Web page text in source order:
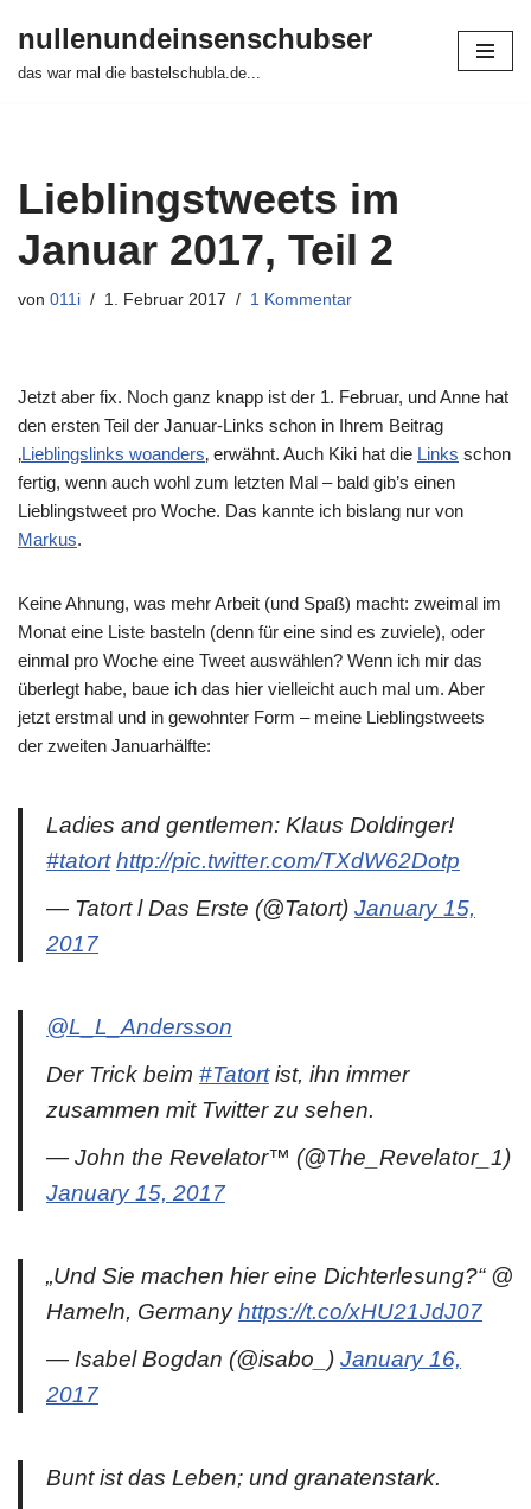
Zum
nullenundeinsenschubser
das war mal die bastelschubla.de...
Lieblingstweets im
Januar 2017, Teil 2
von 011i 1. Februar 2017 1 Kommentar
Jetzt aber fix. Noch ganz knapp ist der 1. Februar, und Anne hat
den ersten Teil der Januar-Links schon in Ihrem Beitrag
‚Lieblingslinks woanders‚ erwähnt. Auch Kiki hat die Links schon
fertig, wenn auch wohl zum letzten Mal – bald gib’s einen
Lieblingstweet pro Woche. Das kannte ich bislang nur von
Markus.
Keine Ahnung, was mehr Arbeit (und Spaß) macht: zweimal im
Monat eine Liste basteln (denn für eine sind es zuviele), oder
einmal pro Woche eine Tweet auswählen? Wenn ich mir das
überlegt habe, baue ich das hier vielleicht auch mal um. Aber
jetzt erstmal und in gewohnter Form – meine Lieblingstweets
der zweiten Januarhälfte:
Ladies and gentlemen: Klaus Doldinger!
#tatort http://pic.twitter.com/TXdW62Dotp
— Tatort l Das Erste (@Tatort) January 15,
2017
@L_L_Andersson
Der Trick beim #Tatortist, ihn immer
zusammen mit Twitter zu sehen.
— John the Revelator™ (@The_Revelator_1)
January 15, 2017
„Und Sie machen hier eine Dichterlesung?“ @
Hameln, Germanyhttps://t.co/xHU21JdJ07
— Isabel Bogdan (@isabo_) January 16,
2017
Bunt ist das Leben; und granatenstark.